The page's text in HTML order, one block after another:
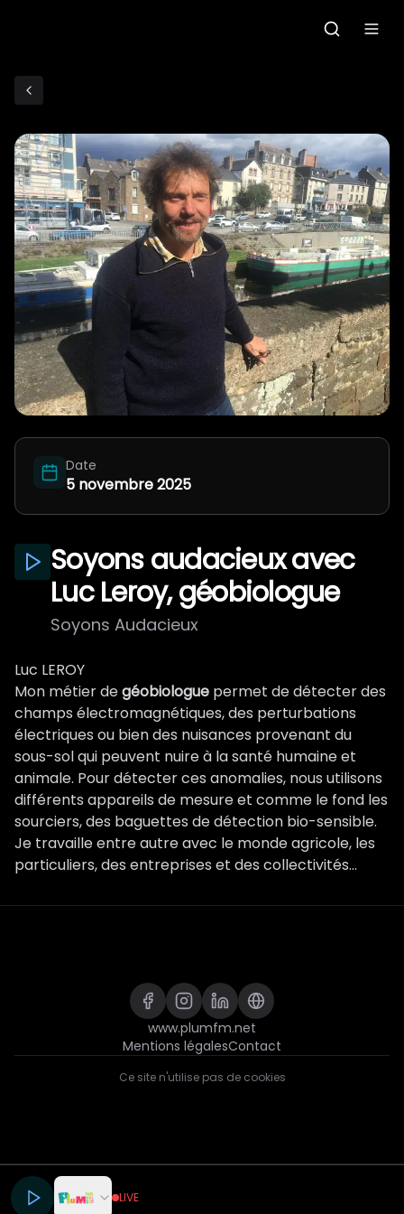
Accueil
Grille des programmes
Podcasts
Le gallo
Les ateliers radio
Faire un don
Qui on est ?
FR
Date
5 novembre 2025
Soyons audacieux avec
Luc Leroy, géobiologue
Soyons Audacieux
Luc LEROY
Mon métier degéobiologue permet de détecter des
champs électromagnétiques, des perturbations
électriques ou bien des nuisances provenant du
sous-sol qui peuvent nuire à la santé humaine et
animale. Pour détecter ces anomalies, nous utilisons
différents appareils de mesure et comme le fond les
sourciers, des baguettes de détection bio-sensible.
Je travaille entre autre avec le monde agricole, les
particuliers, des entreprises et des collectivités...
www.plumfm.net
Mentions légalesContact
Ce site n'utilise pas de cookies
LIVE